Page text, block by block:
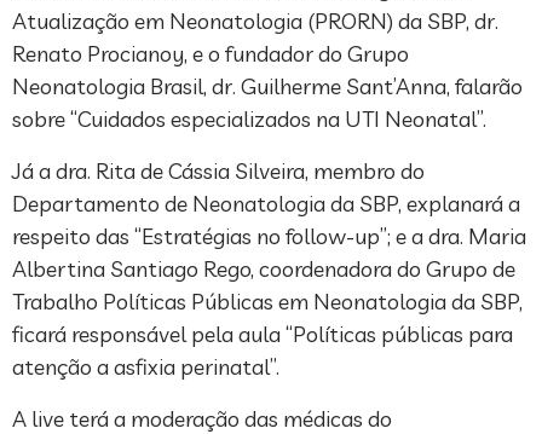
Atualização em Neonatologia (PRORN) da SBP, dr.
Renato Procianoy, e o fundador do Grupo
Neonatologia Brasil, dr. Guilherme Sant’Anna, falarão
sobre “Cuidados especializados na UTI Neonatal”.
Já a dra. Rita de Cássia Silveira, membro do
Departamento de Neonatologia da SBP, explanará a
respeito das “Estratégias no follow-up”; e a dra. Maria
Albertina Santiago Rego, coordenadora do Grupo de
Trabalho Políticas Públicas em Neonatologia da SBP,
ficará responsável pela aula “Políticas públicas para
atenção a asfixia perinatal”.
A live terá a moderação das médicas do